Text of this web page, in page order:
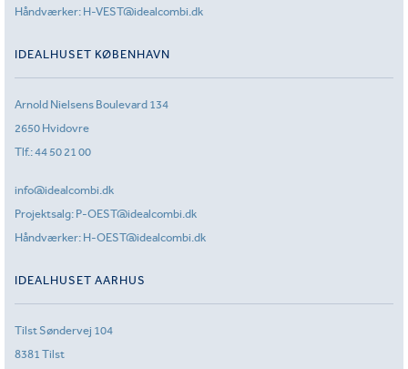
Håndværker: H-VEST@idealcombi.dk
IDEALHUSET KØBENHAVN
Arnold Nielsens Boulevard 134
2650 Hvidovre
Tlf.:44 50 21 00
info@idealcombi.dk
Projektsalg: P-OEST@idealcombi.dk
Håndværker: H-OEST@idealcombi.dk
IDEALHUSET AARHUS
Tilst Søndervej 104
8381 Tilst